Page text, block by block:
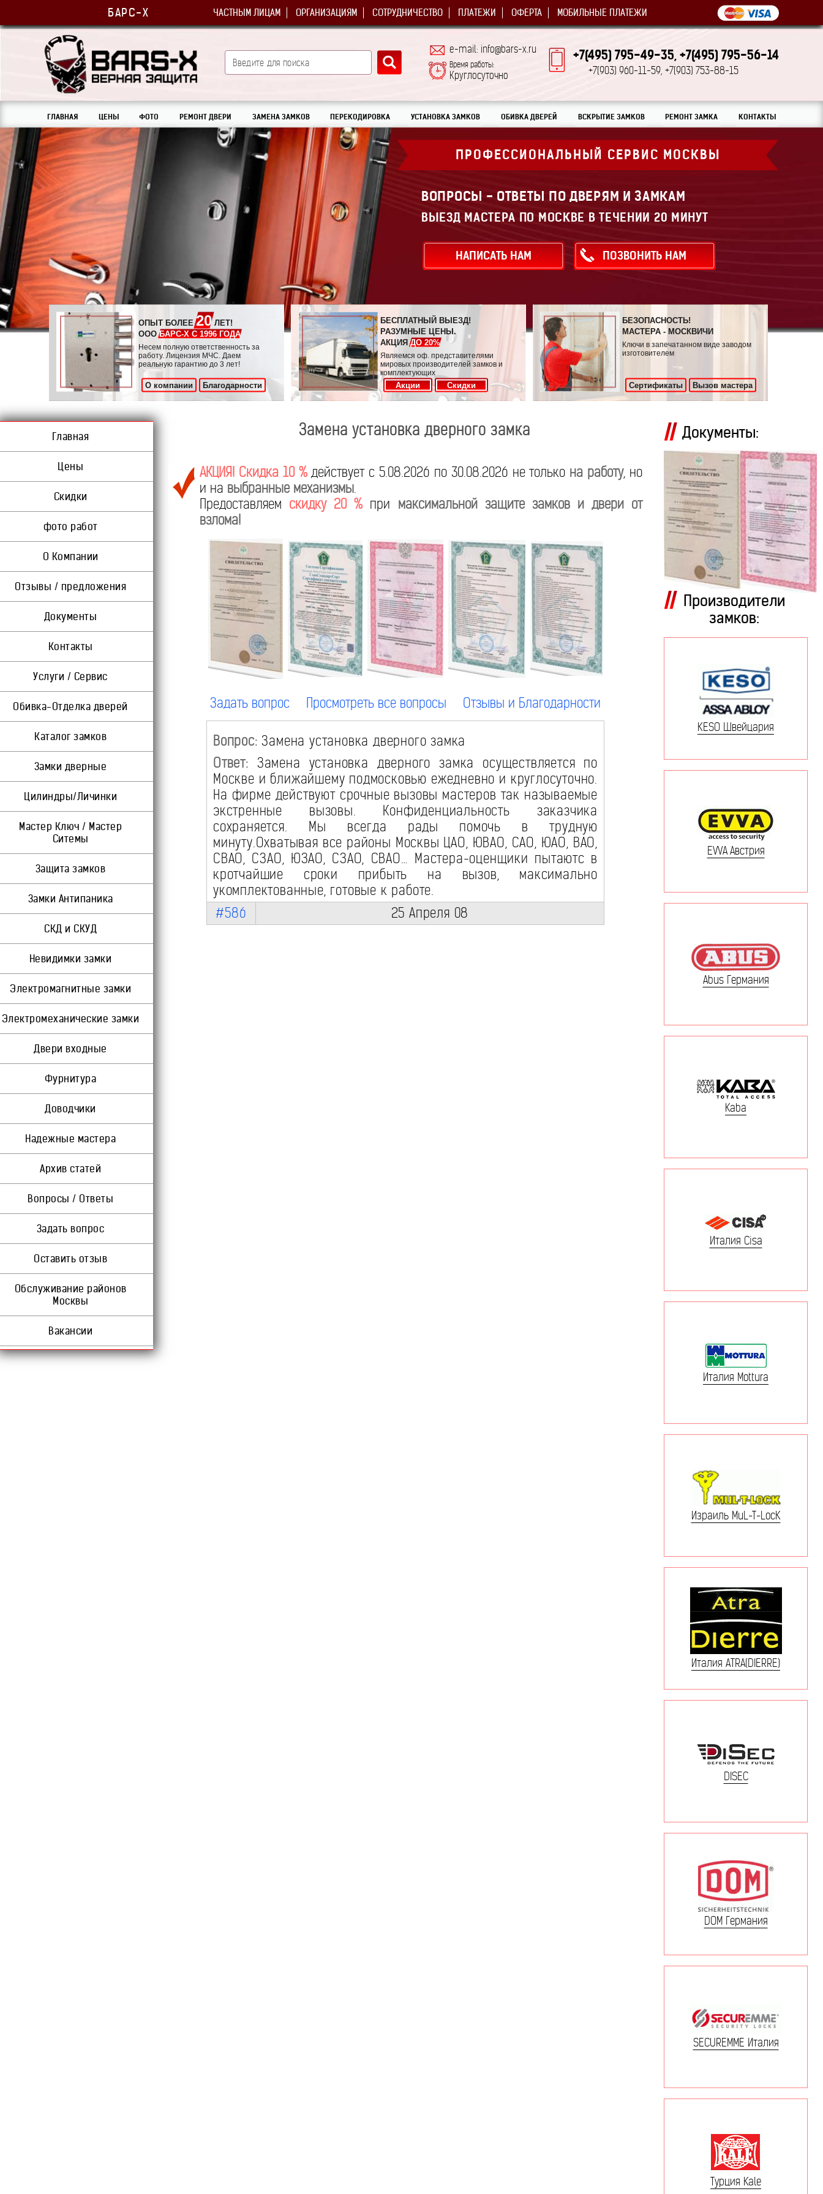
БАРС-Х ЧАСТНЫМ ЛИЦАМ ОРГАНИЗАЦИЯМ СОТРУДНИЧЕСТВО ПЛАТЕЖИ ОФЕРТА МОБИЛЬНЫЕ ПЛАТЕЖИ
e-mail: info@bars-x.ru
Время работы:
Круглосуточно
+7(495) 795-49-35, +7(495) 795-56-14
+7(903) 960-11-59, +7(903) 753-88-15
ГЛАВНАЯ ЦЕНЫ ФОТО РЕМОНТ ДВЕРИ ЗАМЕНА ЗАМКОВ ПЕРЕКОДИРОВКА УСТАНОВКА ЗАМКОВ ОБИВКА ДВЕРЕЙ ВСКРЫТИЕ ЗАМКОВ РЕМОНТ ЗАМКА КОНТАКТЫ
ПРОФЕССИОНАЛЬНЫЙ СЕРВИС МОСКВЫ
ВОПРОСЫ - ОТВЕТЫ ПО ДВЕРЯМ И ЗАМКАМ
ВЫЕЗД МАСТЕРА ПО МОСКВЕ В ТЕЧЕНИИ 20 МИНУТ
НАПИСАТЬ НАМ ПОЗВОНИТЬ НАМ
ОПЫТ БОЛЕЕ20ЛЕТ!
ОООБАРС-Х С 1996 ГОДА
Несем полную ответственность за
работу. Лицензия МЧС. Даем
реальную гарантию до 3 лет!
О компании Благодарности
БЕСПЛАТНЫЙ ВЫЕЗД!
РАЗУМНЫЕ ЦЕНЫ.
АКЦИЯДО 20%
Являемся оф. представителями
мировых производителей замков и
комплектующих
Акции Скидки
БЕЗОПАСНОСТЬ!
МАСТЕРА - МОСКВИЧИ
Ключи в запечатанном виде заводом
изготовителем
Сертификаты Вызов мастера
Главная
Цены
Скидки
фото работ
О Компании
Отзывы / предложения
Документы
Контакты
Услуги / Сервис
Обивка-Отделка дверей
Каталог замков
Замки дверные
Цилиндры/Личинки
Мастер Ключ / Мастер
Ситемы
Защита замков
Замки Антипаника
СКД и СКУД
Невидимки замки
Электромагнитные замки
Электромеханические замки
Двери входные
Фурнитура
Доводчики
Надежные мастера
Архив статей
Вопросы / Ответы
Задать вопрос
Оставить отзыв
Обслуживание районов
Москвы
Вакансии
Замена установка дверного замка
АКЦИЯ! Скидка 10 %действует с 5.08.2026 по 30.08.2026 не только на работу, но
и на выбранные механизмы.
Предоставляем скидку 20 % при максимальной защите замков и двери от
взлома!
Задать вопрос Просмотреть все вопросы Отзывы и Благодарности
Вопрос: Замена установка дверного замка
Ответ: Замена установка дверного замка осуществляется по
Москве и ближайшему подмосковью ежедневно и круглосуточно.
На фирме действуют срочные вызовы мастеров так называемые
экстренные вызовы. Конфиденциальность заказчика
сохраняется. Мы всегда рады помочь в трудную
минуту.Охватывая все районы Москвы ЦАО, ЮВАО, САО, ЮАО, ВАО,
СВАО, СЗАО, ЮЗАО, СЗАО, СВАО… Мастера-оценщики пытаютс в
кротчайшие сроки прибыть на вызов, максимально
укомплектованные, готовые к работе.
#586
25 Апреля 08
Документы:
Производители
замков:
KESO Швейцария
EVVA Австрия
Abus Германия
Kaba
Италия Cisa
Италия Mottura
Израиль MuL-T-LocK
Италия ATRA(DIERRE)
DISEC
DOM Германия
SECUREMME Италия
Турция Kale